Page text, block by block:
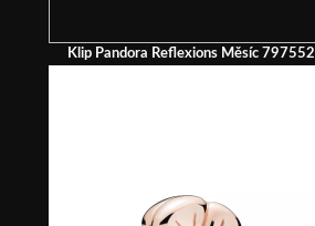
Klip Pandora Reflexions Měsíc 797552